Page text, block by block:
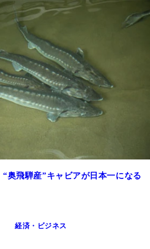
奥飛騨産”キャビアが日本一になる
経済・ビジネス